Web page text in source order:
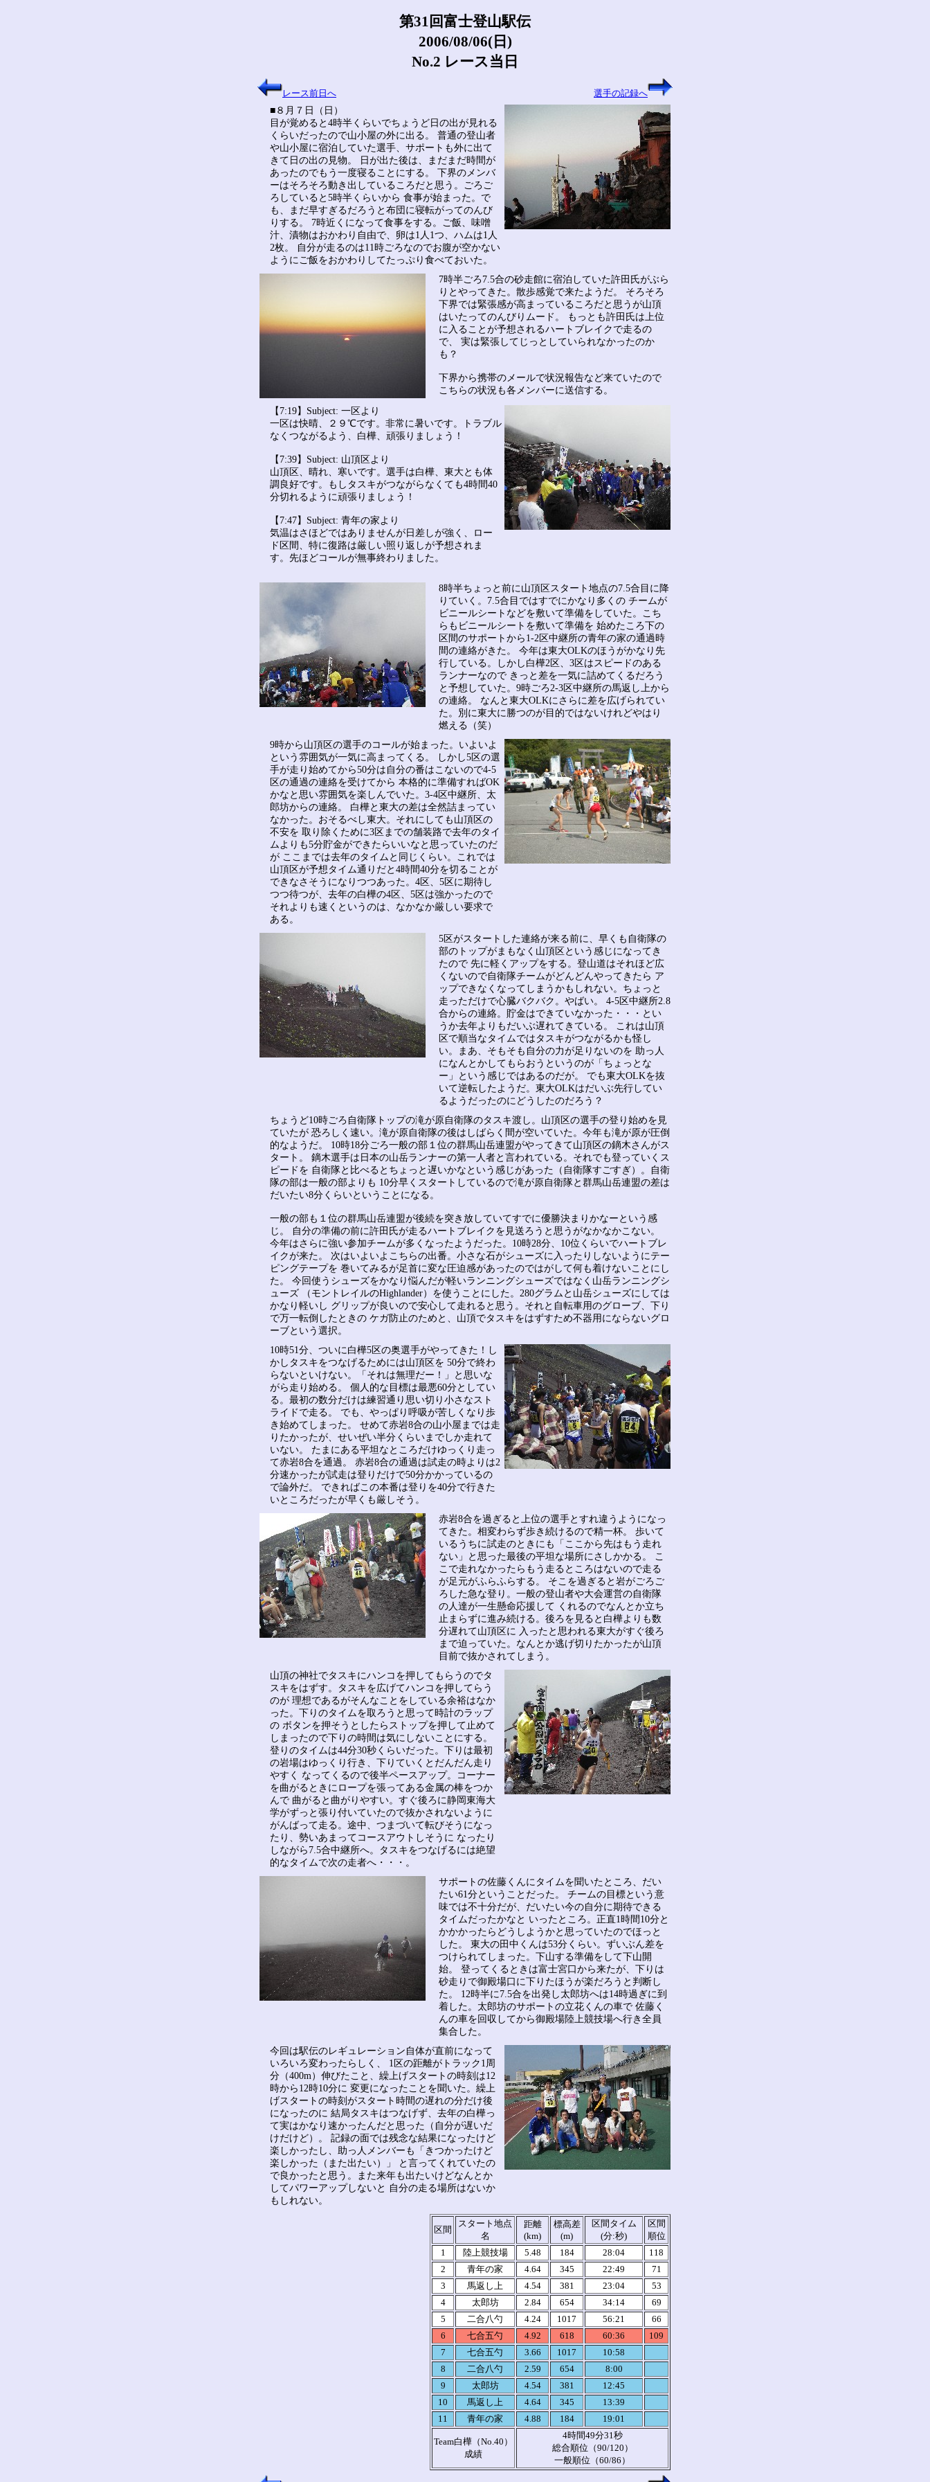
第31回富士登山駅伝
2006/08/06(日)
No.2 レース当日
レース前日へ
選手の記録へ
■８月７日（日）
目が覚めると4時半くらいでちょうど日の出が見れる
くらいだったので山小屋の外に出る。 普通の登山者
や山小屋に宿泊していた選手、サポートも外に出て
きて日の出の見物。 日が出た後は、まだまだ時間が
あったのでもう一度寝ることにする。 下界のメンバ
ーはそろそろ動き出しているころだと思う。ごろご
ろしていると5時半くらいから 食事が始まった。で
も、まだ早すぎるだろうと布団に寝転がってのんび
りする。 7時近くになって食事をする。ご飯、味噌
汁、漬物はおかわり自由で、卵は1人1つ、ハムは1人
2枚。 自分が走るのは11時ごろなのでお腹が空かない
ようにご飯をおかわりしてたっぷり食べておいた。
7時半ごろ7.5合の砂走館に宿泊していた許田氏がぶら
りとやってきた。散歩感覚で来たようだ。 そろそろ
下界では緊張感が高まっているころだと思うが山頂
はいたってのんびりムード。 もっとも許田氏は上位
に入ることが予想されるハートブレイクで走るの
で、 実は緊張してじっとしていられなかったのか
も？
下界から携帯のメールで状況報告など来ていたので
こちらの状況も各メンバーに送信する。
【7:19】Subject: 一区より
一区は快晴、２９℃です。非常に暑いです。トラブル
なくつながるよう、白樺、頑張りましょう！
【7:39】Subject: 山頂区より
山頂区、晴れ、寒いです。選手は白樺、東大とも体
調良好です。もしタスキがつながらなくても4時間40
分切れるように頑張りましょう！
【7:47】Subject: 青年の家より
気温はさほどではありませんが日差しが強く、ロー
ド区間、特に復路は厳しい照り返しが予想されま
す。先ほどコールが無事終わりました。
8時半ちょっと前に山頂区スタート地点の7.5合目に降
りていく。7.5合目ではすでにかなり多くの チームが
ビニールシートなどを敷いて準備をしていた。こち
らもビニールシートを敷いて準備を 始めたころ下の
区間のサポートから1-2区中継所の青年の家の通過時
間の連絡がきた。 今年は東大OLKのほうがかなり先
行している。しかし白樺2区、3区はスピードのある
ランナーなので きっと差を一気に詰めてくるだろう
と予想していた。9時ごろ2-3区中継所の馬返し上から
の連絡。 なんと東大OLKにさらに差を広げられてい
た。別に東大に勝つのが目的ではないけれどやはり
燃える（笑）
9時から山頂区の選手のコールが始まった。いよいよ
という雰囲気が一気に高まってくる。 しかし5区の選
手が走り始めてから50分は自分の番はこないので4-5
区の通過の連絡を受けてから 本格的に準備すればOK
かなと思い雰囲気を楽しんでいた。3-4区中継所、太
郎坊からの連絡。 白樺と東大の差は全然詰まってい
なかった。おそるべし東大。それにしても山頂区の
不安を 取り除くために3区までの舗装路で去年のタイ
ムよりも5分貯金ができたらいいなと思っていたのだ
が ここまでは去年のタイムと同じくらい。これでは
山頂区が予想タイム通りだと4時間40分を切ることが
できなさそうになりつつあった。4区、5区に期待し
つつ待つが、去年の白樺の4区、5区は強かったので
それよりも速くというのは、なかなか厳しい要求で
ある。
5区がスタートした連絡が来る前に、早くも自衛隊の
部のトップがまもなく山頂区という感じになってき
たので 先に軽くアップをする。登山道はそれほど広
くないので自衛隊チームがどんどんやってきたら ア
ップできなくなってしまうかもしれない。ちょっと
走っただけで心臓バクバク。やばい。 4-5区中継所2.8
合からの連絡。貯金はできていなかった・・・とい
うか去年よりもだいぶ遅れてきている。 これは山頂
区で順当なタイムではタスキがつながるかも怪し
い。まあ、そもそも自分の力が足りないのを 助っ人
になんとかしてもらおうというのが「ちょっとな
ー」という感じではあるのだが。 でも東大OLKを抜
いて逆転したようだ。東大OLKはだいぶ先行してい
るようだったのにどうしたのだろう？
ちょうど10時ごろ自衛隊トップの滝が原自衛隊のタスキ渡し。山頂区の選手の登り始めを見
ていたが 恐ろしく速い。滝が原自衛隊の後はしばらく間が空いていた。今年も滝が原が圧倒
的なようだ。 10時18分ごろ一般の部１位の群馬山岳連盟がやってきて山頂区の鏑木さんがス
タート。 鏑木選手は日本の山岳ランナーの第一人者と言われている。それでも登っていくス
ピードを 自衛隊と比べるとちょっと遅いかなという感じがあった（自衛隊すごすぎ）。自衛
隊の部は一般の部よりも 10分早くスタートしているので滝が原自衛隊と群馬山岳連盟の差は
だいたい8分くらいということになる。
一般の部も１位の群馬山岳連盟が後続を突き放していてすでに優勝決まりかなーという感
じ。 自分の準備の前に許田氏が走るハートブレイクを見送ろうと思うがなかなかこない。
今年はさらに強い参加チームが多くなったようだった。10時28分、10位くらいでハートブレ
イクが来た。 次はいよいよこちらの出番。小さな石がシューズに入ったりしないようにテー
ピングテープを 巻いてみるが足首に変な圧迫感があったのではがして何も着けないことにし
た。 今回使うシューズをかなり悩んだが軽いランニングシューズではなく山岳ランニングシ
ューズ （モントレイルのHighlander）を使うことにした。280グラムと山岳シューズにしては
かなり軽いし グリップが良いので安心して走れると思う。それと自転車用のグローブ、下り
で万一転倒したときの ケガ防止のためと、山頂でタスキをはずすため不器用にならないグロ
ーブという選択。
10時51分、ついに白樺5区の奥選手がやってきた！し
かしタスキをつなげるためには山頂区を 50分で終わ
らないといけない。「それは無理だー！」と思いな
がら走り始める。 個人的な目標は最悪60分としてい
る。最初の数分だけは練習通り思い切り小さなスト
ライドで走る。 でも、やっぱり呼吸が苦しくなり歩
き始めてしまった。 せめて赤岩8合の山小屋までは走
りたかったが、せいぜい半分くらいまでしか走れて
いない。 たまにある平坦なところだけゆっくり走っ
て赤岩8合を通過。 赤岩8合の通過は試走の時よりは2
分速かったが試走は登りだけで50分かかっているの
で論外だ。 できればこの本番は登りを40分で行きた
いところだったが早くも厳しそう。
赤岩8合を過ぎると上位の選手とすれ違うようになっ
てきた。相変わらず歩き続けるので精一杯。 歩いて
いるうちに試走のときにも「ここから先はもう走れ
ない」と思った最後の平坦な場所にさしかかる。 こ
こで走れなかったらもう走るところはないので走る
が足元がふらふらする。 そこを過ぎると岩がごろご
ろした急な登り。一般の登山者や大会運営の自衛隊
の人達が一生懸命応援して くれるのでなんとか立ち
止まらずに進み続ける。後ろを見ると白樺よりも数
分遅れて山頂区に 入ったと思われる東大がすぐ後ろ
まで迫っていた。なんとか逃げ切りたかったが山頂
目前で抜かされてしまう。
山頂の神社でタスキにハンコを押してもらうのでタ
スキをはずす。タスキを広げてハンコを押してらう
のが 理想であるがそんなことをしている余裕はなか
った。下りのタイムを取ろうと思って時計のラップ
の ボタンを押そうとしたらストップを押して止めて
しまったので下りの時間は気にしないことにする。
登りのタイムは44分30秒くらいだった。下りは最初
の岩場はゆっくり行き、下りていくとだんだん走り
やすく なってくるので後半ペースアップ。コーナー
を曲がるときにロープを張ってある金属の棒をつか
んで 曲がると曲がりやすい。すぐ後ろに静岡東海大
学がずっと張り付いていたので抜かされないように
がんばって走る。途中、つまづいて転びそうになっ
たり、勢いあまってコースアウトしそうに なったり
しながら7.5合中継所へ。タスキをつなげるには絶望
的なタイムで次の走者へ・・・。
サポートの佐藤くんにタイムを聞いたところ、だい
たい61分ということだった。 チームの目標という意
味では不十分だが、だいたい今の自分に期待できる
タイムだったかなと いったところ。正直1時間10分と
かかかったらどうしようかと思っていたのでほっと
した。 東大の田中くんは53分くらい。ずいぶん差を
つけられてしまった。下山する準備をして下山開
始。 登ってくるときは富士宮口から来たが、下りは
砂走りで御殿場口に下りたほうが楽だろうと判断し
た。 12時半に7.5合を出発し太郎坊へは14時過ぎに到
着した。太郎坊のサポートの立花くんの車で 佐藤く
んの車を回収してから御殿場陸上競技場へ行き全員
集合した。
今回は駅伝のレギュレーション自体が直前になって
いろいろ変わったらしく、 1区の距離がトラック1周
分（400m）伸びたこと、繰上げスタートの時刻は12
時から12時10分に 変更になったことを聞いた。繰上
げスタートの時刻がスタート時間の遅れの分だけ後
になったのに 結局タスキはつなげず、去年の白樺っ
て実はかなり速かったんだと思った（自分が遅いだ
けだけど）。 記録の面では残念な結果になったけど
楽しかったし、助っ人メンバーも「きつかったけど
楽しかった（また出たい）」 と言ってくれていたの
で良かったと思う。また来年も出たいけどなんとか
してパワーアップしないと 自分の走る場所はないか
もしれない。
区間
スタート地点
名
距離
(km)
標高差
(m)
区間タイム
(分:秒)
区間
順位
1
陸上競技場 5.48 184 28:04
118
2
青年の家 4.64 345 22:49
71
3
馬返し上 4.54 381 23:04
53
4
太郎坊 2.84 654 34:14
69
5
二合八勺 4.24 1017 56:21
66
6
七合五勺 4.92 618 60:36
109
7
七合五勺 3.66 1017
10:58
8
二合八勺 2.59 654
8:00
9
太郎坊 4.54 381
12:45
10
馬返し上 4.64 345
13:39
11
青年の家 4.88 184 19:01
Team白樺（No.40）
成績
4時間49分31秒
総合順位（90/120）
一般順位（60/86）